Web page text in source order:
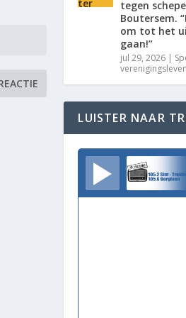
tegen
Boutersem.
om tot het
gaan!”
jul 29, 2026 |
verenigingsleven
LUISTER NAAR